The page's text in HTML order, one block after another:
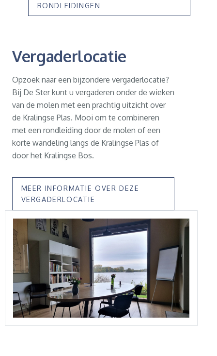
RONDLEIDINGEN
Vergaderlocatie
Opzoek naar een bijzondere vergaderlocatie?
Bij De Ster kunt u vergaderen onder de wieken
van de molen met een prachtig uitzicht over
de Kralingse Plas. Mooi om te combineren
met een rondleiding door de molen of een
korte wandeling langs de Kralingse Plas of
door het Kralingse Bos.
MEER INFORMATIE OVER DEZE
VERGADERLOCATIE